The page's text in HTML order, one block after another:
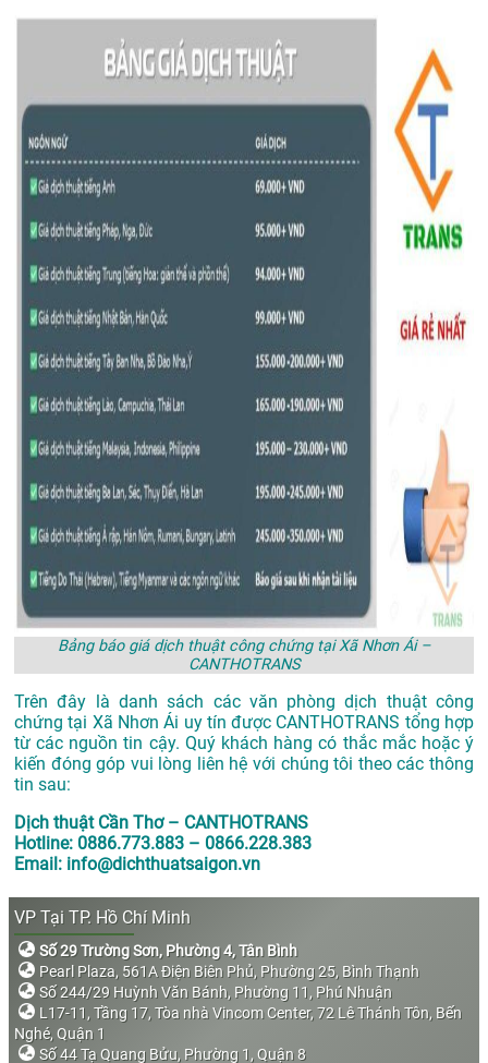
Bảng báo giá dịch thuật công chứng tại Xã Nhơn Ái –
CANTHOTRANS
Trên đây là danh sách các văn phòng dịch thuật công
chứng tại Xã Nhơn Ái uy tín được CANTHOTRANS tổng hợp
từ các nguồn tin cậy. Quý khách hàng có thắc mắc hoặc ý
kiến đóng góp vui lòng liên hệ với chúng tôi theo các thông
tin sau:
Dịch thuật Cần Thơ – CANTHOTRANS
Hotline: 0886.773.883 – 0866.228.383
Email: info@dichthuatsaigon.vn
VP Tại TP. Hồ Chí Minh
Số 29 Trường Sơn, Phường 4, Tân Bình
Pearl Plaza, 561A Điện Biên Phủ, Phường 25, Bình Thạnh
Số 244/29 Huỳnh Văn Bánh, Phường 11, Phú Nhuận
L17-11, Tầng 17, Tòa nhà Vincom Center, 72 Lê Thánh Tôn, Bến
Nghé, Quận 1
Số 44 Tạ Quang Bửu, Phường 1, Quận 8